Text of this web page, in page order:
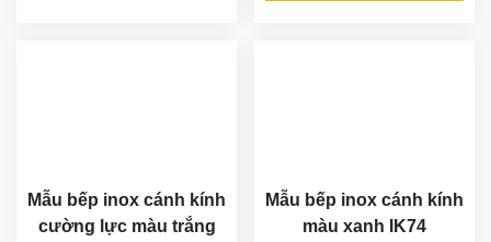
Mẫu bếp inox cánh kính
cường lực màu trắng
Mẫu bếp inox cánh kính
màu xanh IK74